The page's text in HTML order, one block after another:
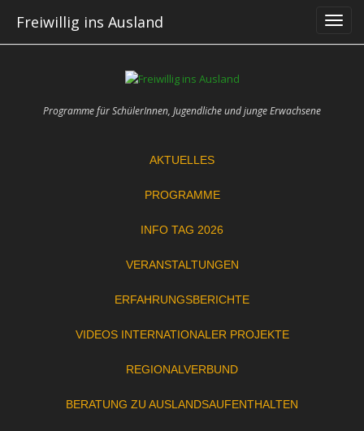
Freiwillig ins Ausland
Programme für SchülerInnen, Jugendliche und junge Erwachsene
AKTUELLES
PROGRAMME
INFO TAG 2026
VERANSTALTUNGEN
ERFAHRUNGSBERICHTE
VIDEOS INTERNATIONALER PROJEKTE
REGIONALVERBUND
BERATUNG ZU AUSLANDSAUFENTHALTEN